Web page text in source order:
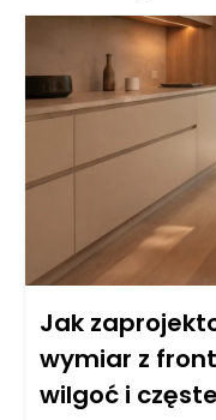
Jak
wymiar z
wilgoć i